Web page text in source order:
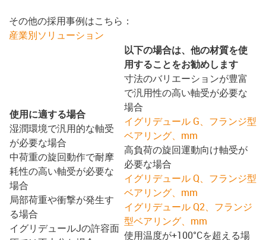
その他の採用事例はこちら：
産業別ソリューション
使用に適する場合
湿潤環境で汎用的な軸受
が必要な場合
中荷重の旋回動作で耐摩
耗性の高い軸受が必要な
場合
局部荷重や衝撃が発生す
る場合
イグリデュールJの許容面
以下の場合は、他の材質を使
用することをお勧めします
寸法のバリエーションが豊富
で汎用性の高い軸受が必要な
場合
イグリデュール G、フランジ型
ベアリング、mm
高負荷の旋回運動向け軸受が
必要な場合
イグリデュール Q、フランジ型
ベアリング、mm
イグリデュール Q2、フランジ
型ベアリング、mm
使用温度が+100°Cを超える場